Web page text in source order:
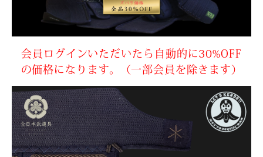
会員ログインいただいたら自動的に30%OFF
の価格になります。（一部会員を除きます）